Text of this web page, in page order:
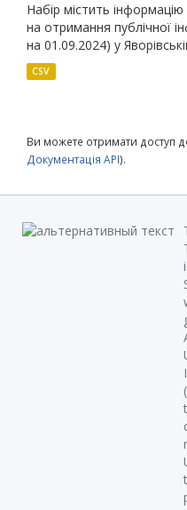
Набір містить
на отримання публічної
на 01.09.2024) у
CSV
Ви можете отримати доступ
Документація API).